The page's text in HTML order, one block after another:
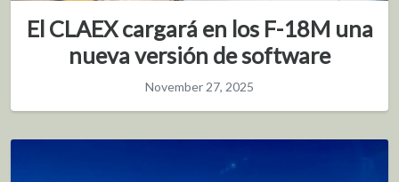
El CLAEX cargará en los F-18M una
nueva versión de software
November 27, 2025